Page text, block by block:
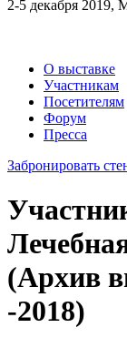
2-5 декабря
О выставке
Участникам
Посетителям
Форум
Пресса
Забронировать
(Архив
-2018)